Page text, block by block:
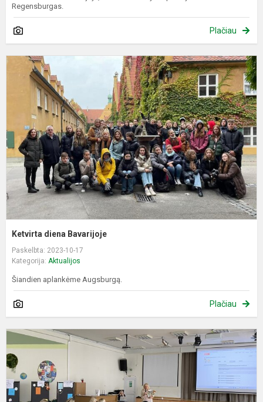
Regensburgas.
Plačiau
Ketvirta diena Bavarijoje
Paskelbta: 2023-10-17
Kategorija: Aktualijos
Šiandien aplankėme Augsburgą.
Plačiau